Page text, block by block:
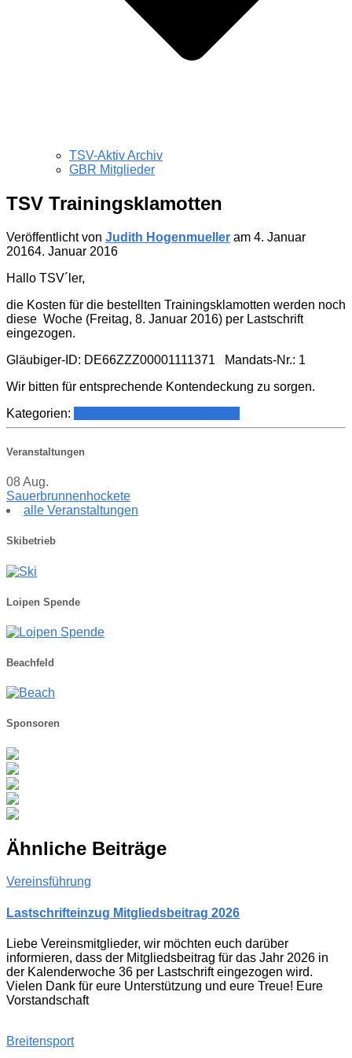
TSV-Aktiv Archiv
GBR Mitglieder
TSV Trainingsklamotten
Veröffentlicht von Judith Hogenmueller am 4. Januar
20164. Januar 2016
Hallo TSV´ler,
die Kosten für die bestellten Trainingsklamotten werden noch
diese Woche (Freitag, 8. Januar 2016) per Lastschrift
eingezogen.
Gläubiger-ID: DE66ZZZ00001111371 Mandats-Nr.: 1
Wir bitten für entsprechende Kontendeckung zu sorgen.
Kategorien:
Veranstaltungen
08Aug.
Sauerbrunnenhockete
alle Veranstaltungen
Skibetrieb
Loipen Spende
Beachfeld
Sponsoren
Ähnliche Beiträge
Vereinsführung
Lastschrifteinzug Mitgliedsbeitrag 2026
Liebe Vereinsmitglieder, wir möchten euch darüber
informieren, dass der Mitgliedsbeitrag für das Jahr 2026 in
der Kalenderwoche 36 per Lastschrift eingezogen wird.
Vielen Dank für eure Unterstützung und eure Treue! Eure
Vorstandschaft
Breitensport